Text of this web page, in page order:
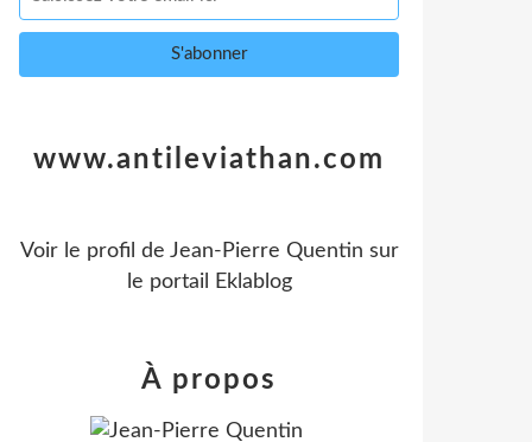
www.antileviathan.com
Voir le profil de Jean-Pierre Quentin sur
le portail Eklablog
À propos